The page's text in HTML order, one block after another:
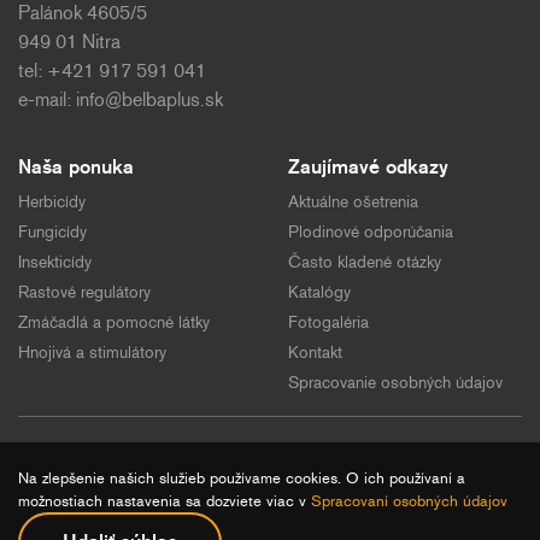
Palánok 4605/5
949 01 Nitra
tel: +421 917 591 041
e-mail: info@belbaplus.sk
Naša ponuka
Herbicídy
Fungicídy
Insekticídy
Rastové regulátory
Zmáčadlá a pomocné látky
Hnojivá a stimulátory
Zaujímavé odkazy
Aktuálne ošetrenia
Plodinové odporúčania
Často kladené otázky
Katalógy
Fotogaléria
Kontakt
Spracovanie osobných údajov
Na zlepšenie našich služieb používame cookies. O ich používaní a
možnostiach nastavenia sa dozviete viac v Spracovaní osobných údajov